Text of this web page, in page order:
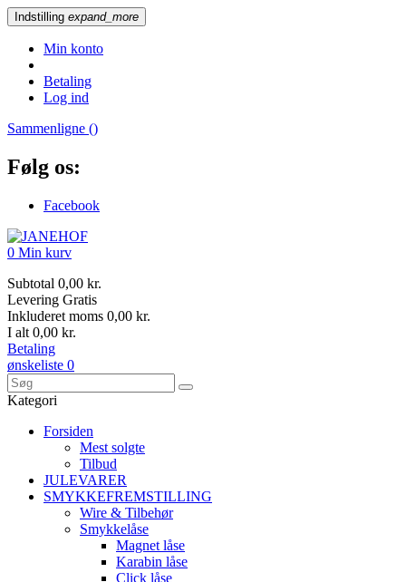
Indstilling expand_more
Min konto
Betaling
Log ind
Sammenligne ()
Følg os:
Facebook
0 Min kurv
Subtotal 0,00 kr.
Levering Gratis
Inkluderet moms 0,00 kr.
I alt 0,00 kr.
Betaling
ønskeliste 0
Kategori
Forsiden
Mest solgte
Tilbud
JULEVARER
SMYKKEFREMSTILLING
Wire & Tilbehør
Smykkelåse
Magnet låse
Karabin låse
Click låse